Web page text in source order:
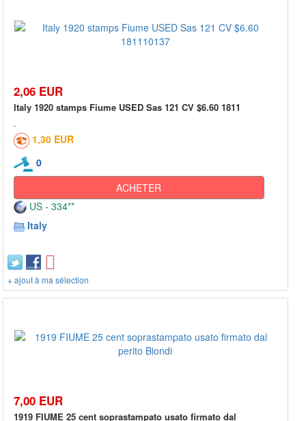
2,06 EUR
Italy 1920 stamps Fiume USED Sas 121 CV $6.60 1811
1,30 EUR
0
ACHETER
US - 334**
Italy
+ ajout à ma sélection
7,00 EUR
1919 FIUME 25 cent soprastampato usato firmato dal